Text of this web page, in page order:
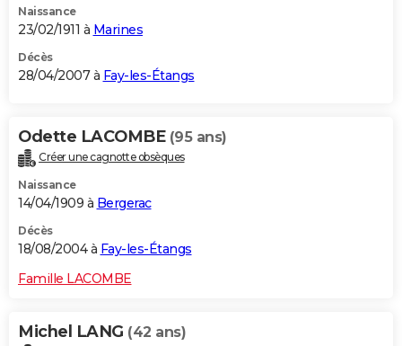
Naissance
23/02/1911 à Marines
Décès
28/04/2007 à Fay-les-Étangs
Odette LACOMBE (95 ans)
Créer une cagnotte obsèques
Naissance
14/04/1909 à Bergerac
Décès
18/08/2004 à Fay-les-Étangs
Famille LACOMBE
Michel LANG (42 ans)